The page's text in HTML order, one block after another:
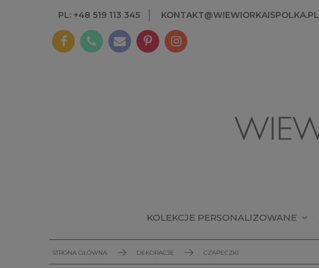
PL: +48 519 113 345 KONTAKT@WIEWIORKAISPOLKA.PL
KOLEKCJE PERSONALIZOWANE
STRONA GŁÓWNA DEKORACJE CZAPECZKI